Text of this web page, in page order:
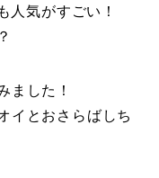
人気がすごい！
ました！
イとおさらばしち